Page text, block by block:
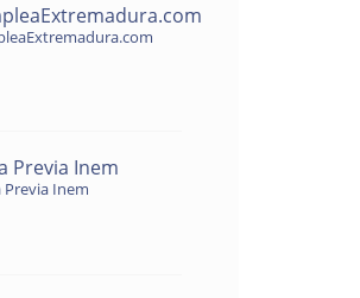
Previa Inem
Previa Inem